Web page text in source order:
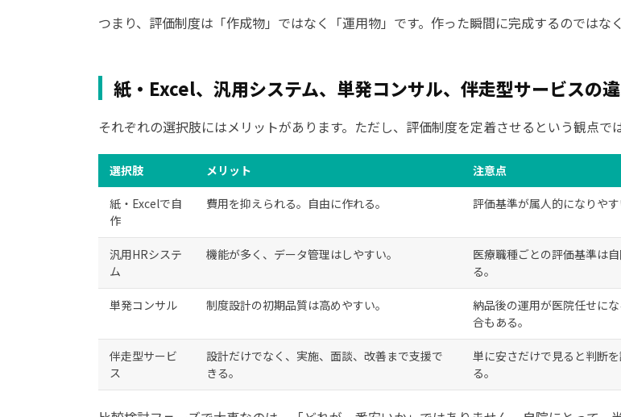
つまり、評価制度は「作成物」ではなく「運用物」です。作った瞬間に完成するのではな
紙・Excel、汎用システム、単発コンサル、伴走型サービスの
それぞれの選択肢にはメリットがあります。ただし、評価制度を定着させるという観点で
選択肢 メリット 注意点
紙・Excelで自
作
費用を抑えられる。自由に作れる。 評価基準が属人的になりや
汎用HRシステ
ム
機能が多く、データ管理はしやすい。
医療職種ごとの評価基準は
る。
単発コンサル 制度設計の初期品質は高めやすい。
納品後の運用が医院任せに
合もある。
伴走型サービ
ス
設計だけでなく、実施、面談、改善まで支援で
きる。
単に安さだけで見ると判断
る。